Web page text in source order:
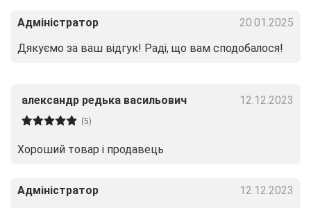
Адміністратор
20.01.2025
Дякуємо за ваш відгук! Раді, що вам сподобалося!
александр редька васильович 12.12.2023
(5)
Хороший товар і продавець
Адміністратор
12.12.2023